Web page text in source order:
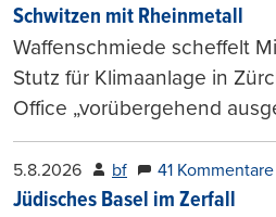
Schwitzen mit Rheinmetall
Waffenschmiede scheffelt
Stutz für Klimaanlage in
Office „vorübergehend
5.8.2026 bf 41 Kommentare
Jüdisches Basel im Zerfall